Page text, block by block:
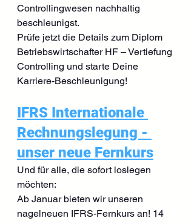
Controllingwesen nachhaltig
beschleunigst.
Prüfe jetzt die Details zum Diplom
Betriebswirtschafter HF – Vertiefung
Controlling und starte Deine
Karriere-Beschleunigung!
IFRS Internationale
Rechnungslegung -
unser neue Fernkurs
Und für alle, die sofort loslegen
möchten:
Ab Januar bieten wir unseren
nagelneuen IFRS-Fernkurs an! 14